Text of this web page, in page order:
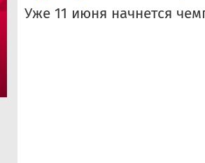
Уже 11 июня начнется